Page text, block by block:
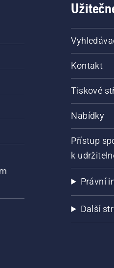
Kontakt
Tiskové
Nabídky
Přístup
k
Právní
Další